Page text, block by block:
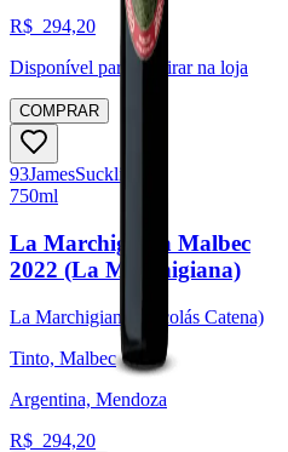
R$ 294,20
Disponível para:
Retirar na loja
COMPRAR
93JamesSuckling
750ml
La Marchigiana Malbec
2022 (La Marchigiana)
La Marchigiana (Nicolás Catena)
Tinto, Malbec
Argentina, Mendoza
R$ 294,20